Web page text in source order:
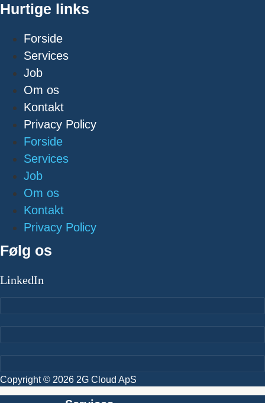
Hurtige links
Forside
Services
Job
Om os
Kontakt
Privacy Policy
Forside
Services
Job
Om os
Kontakt
Privacy Policy
Følg os
LinkedIn
Copyright © 2026 2G Cloud ApS